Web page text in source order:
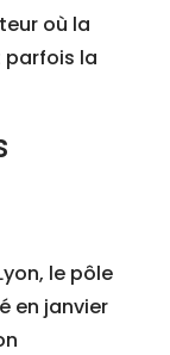
où la
parfois la
le pôle
en janvier